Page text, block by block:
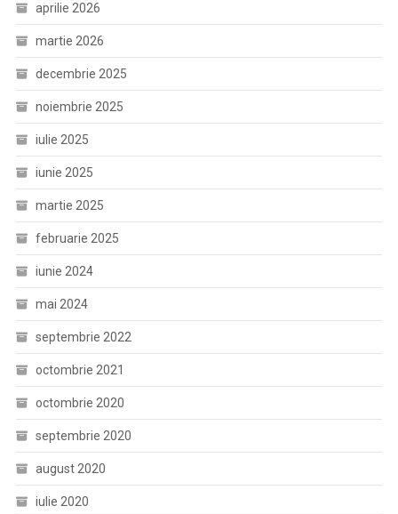
aprilie 2026
martie 2026
decembrie 2025
noiembrie 2025
iulie 2025
iunie 2025
martie 2025
februarie 2025
iunie 2024
mai 2024
septembrie 2022
octombrie 2021
octombrie 2020
septembrie 2020
august 2020
iulie 2020